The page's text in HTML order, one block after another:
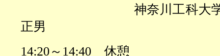
神奈川工科大学 自動
正男
14:20 ～ 14:40 休憩